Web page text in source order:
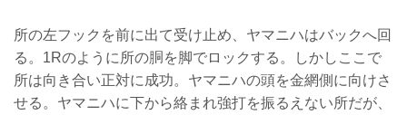
所の左フックを前に出て受け止め、ヤマニハはバックへ回
る。1Rのように所の胴を脚でロックする。しかしここで
所は向き合い正対に成功。ヤマニハの頭を金網側に向けさ
せる。ヤマニハに下から絡まれ強打を振るえない所だが、